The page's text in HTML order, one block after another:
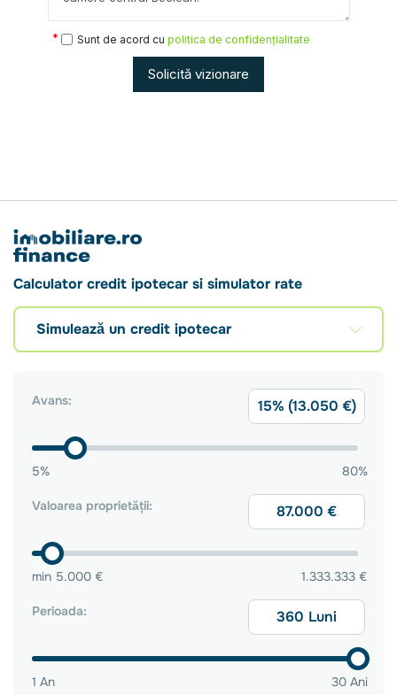
Sunt de acord cu politica de confidențialitate
Solicită vizionare